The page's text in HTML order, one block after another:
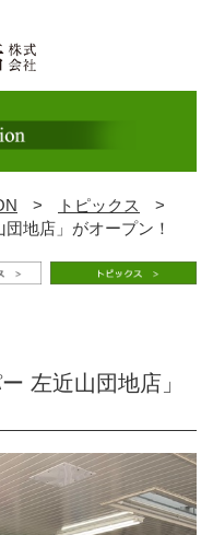
> トピックス
>
地店」がオープン！
左近山団地店」